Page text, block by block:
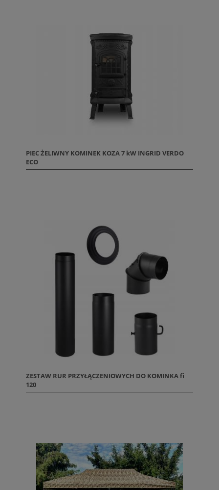
PIEC ŻELIWNY KOMINEK KOZA 7 kW INGRID VERDO
ECO
ZESTAW RUR PRZYŁĄCZENIOWYCH DO KOMINKA fi
120